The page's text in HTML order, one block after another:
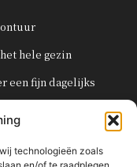
technologieën zoals
hele gezin
een fijn dagelijks